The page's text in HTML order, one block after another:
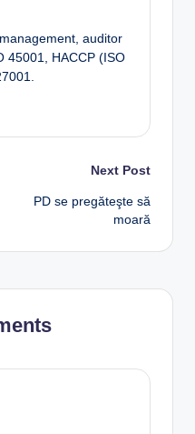
auditor
45001, HACCP (ISO
Next Post
PD se pregăteşte să
moară